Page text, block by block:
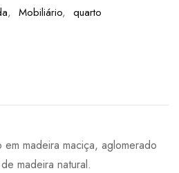
, Mobiliário, quarto
madeira maciça, aglomerado
madeira natural.